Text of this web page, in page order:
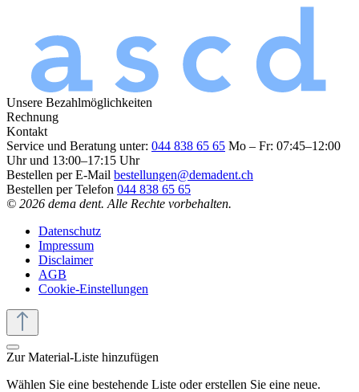
Unsere Bezahlmöglichkeiten
Rechnung
Kontakt
Service und Beratung unter: 044 838 65 65 Mo – Fr: 07:45–12:00
Uhr und 13:00–17:15 Uhr
Bestellen per E-Mail bestellungen@demadent.ch
Bestellen per Telefon 044 838 65 65
© 2026 dema dent. Alle Rechte vorbehalten.
Datenschutz
Impressum
Disclaimer
AGB
Cookie-Einstellungen
Zur Material-Liste hinzufügen
Wählen Sie eine bestehende Liste oder erstellen Sie eine neue.